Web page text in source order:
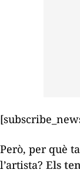
Però, per què
l’artista? Els